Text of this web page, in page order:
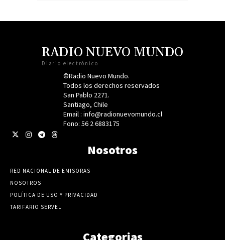
RADIO NUEVO MUNDO
Diario electrónico
©Radio Nuevo Mundo.
Todos los derechos reservados
San Pablo 2271.
Santiago, Chile
Email : info@radionuevomundo.cl
Fono: 56 2 6883175
Nosotros
RED NACIONAL DE EMISORAS
NOSOTROS
POLÍTICA DE USO Y PRIVACIDAD
TARIFARIO SERVEL
Categorias